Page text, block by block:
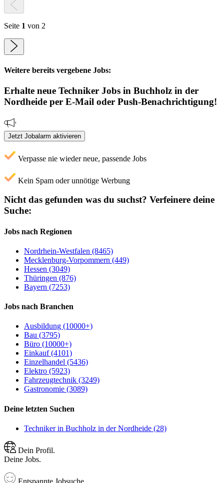
Seite 1 von 2
Weitere bereits vergebene Jobs:
Erhalte neue Techniker Jobs in Buchholz in der
Nordheide per E-Mail oder Push-Benachrichtigung!
Jetzt Jobalarm aktivieren
Verpasse nie wieder neue, passende Jobs
Kein Spam oder unnötige Werbung
Nicht das gefunden was du suchst? Verfeinere deine
Suche:
Jobs nach Regionen
Nordrhein-Westfalen (8465)
Mecklenburg-Vorpommern (449)
Hessen (3049)
Thüringen (876)
Bayern (7253)
Jobs nach Branchen
Ausbildung (10000+)
Bau (3795)
Büro (10000+)
Einkauf (4101)
Einzelhandel (5436)
Elektro (5923)
Fahrzeugtechnik (3249)
Gastronomie (3089)
Deine letzten Suchen
Techniker in Buchholz in der Nordheide (28)
Dein Profil.
Deine Jobs.
Entspannte Jobsuche